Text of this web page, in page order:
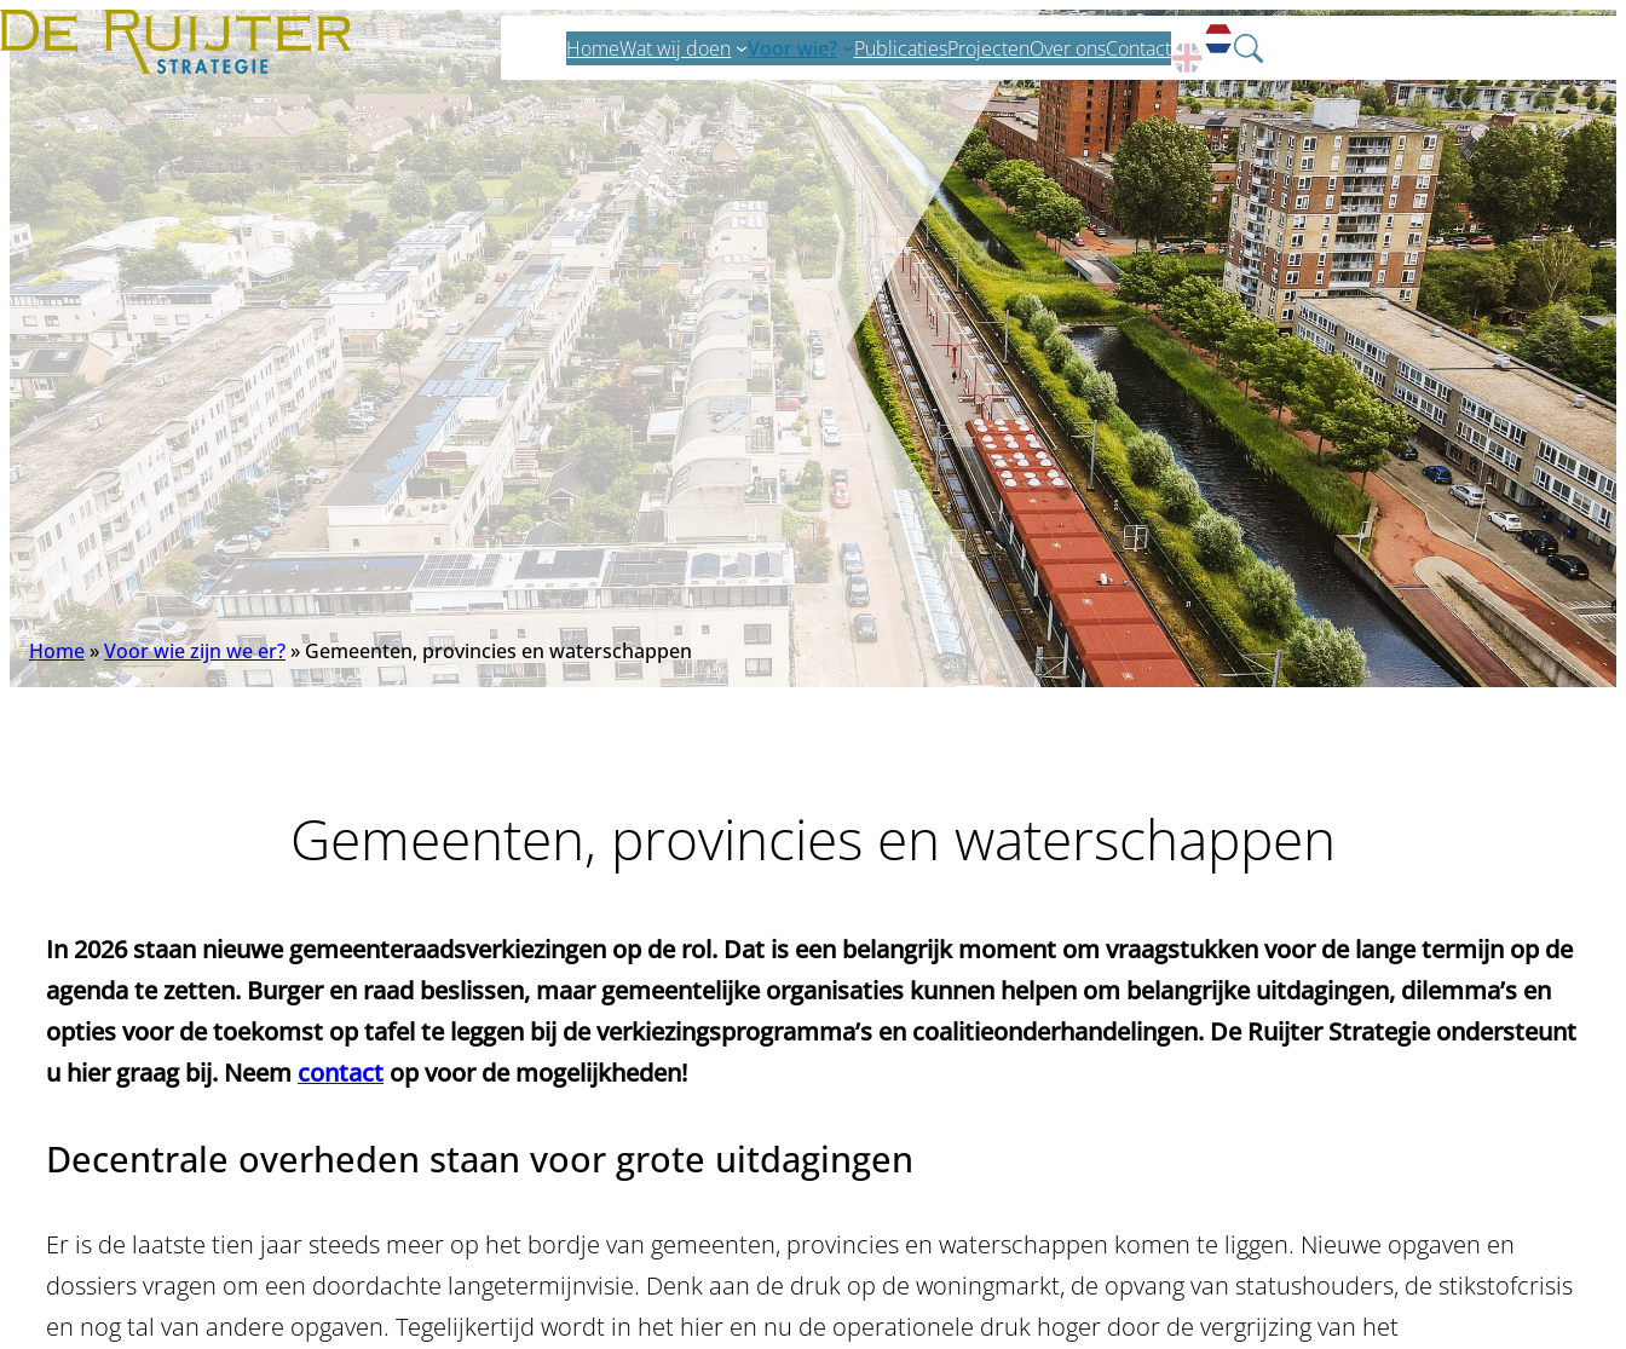
HomeWat wij doen Voor wie? PublicatiesProjectenOver onsContact
Zoeken
Home»Voor wie zijn we er?»Gemeenten, provincies en waterschappen
Gemeenten, provincies en waterschappen
In 2026 staan nieuwe gemeenteraadsverkiezingen op de rol. Dat is een belangrijk moment om vraagstukken voor de lange termijn op de
agenda te zetten. Burger en raad beslissen, maar gemeentelijke organisaties kunnen helpen om belangrijke uitdagingen, dilemma’s en
opties voor de toekomst op tafel te leggen bij de verkiezingsprogramma’s en coalitieonderhandelingen. De Ruijter Strategie ondersteunt
u hier graag bij. Neem contact op voor de mogelijkheden!
Decentrale overheden staan voor grote uitdagingen
Er is de laatste tien jaar steeds meer op het bordje van gemeenten, provincies en waterschappen komen te liggen. Nieuwe opgaven en
dossiers vragen om een doordachte langetermijnvisie. Denk aan de druk op de woningmarkt, de opvang van statushouders, de stikstofcrisis
en nog tal van andere opgaven. Tegelijkertijd wordt in het hier en nu de operationele druk hoger door de vergrijzing van het